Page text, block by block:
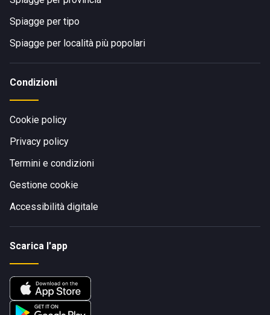
Spiagge per tipo
Spiagge per località più popolari
Condizioni
Cookie policy
Privacy policy
Termini e condizioni
Gestione cookie
Accessibilità digitale
Scarica l'app